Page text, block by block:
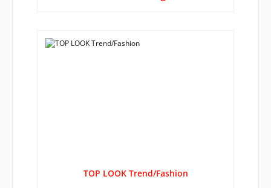
TOP LOOK Trend/Fashion